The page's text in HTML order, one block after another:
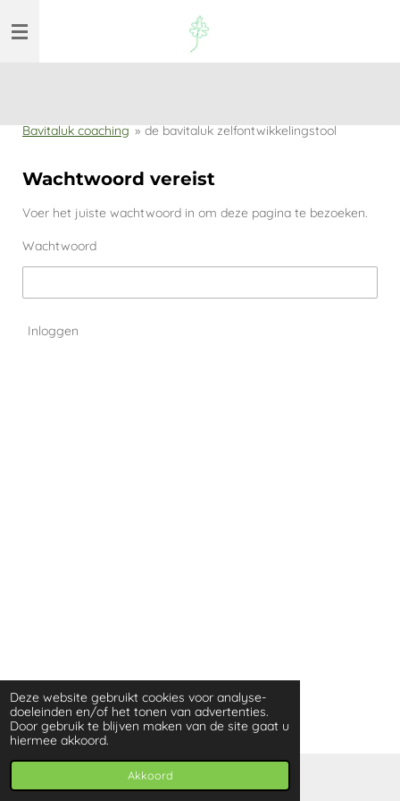
Deze website gebruikt cookies voor analyse-
doeleinden en/of het tonen van advertenties.
Door gebruik te blijven maken van de site gaat u
hiermee akkoord.
Akkoord
direct
Bavitaluk coaching » de bavitaluk zelfontwikkelingstool
Wachtwoord vereist
Voer het juiste wachtwoord in om deze pagina te bezoeken.
Wachtwoord
Inloggen
© 2021 - 2026 Bavitaluk Balans - Vitaal - Geluk